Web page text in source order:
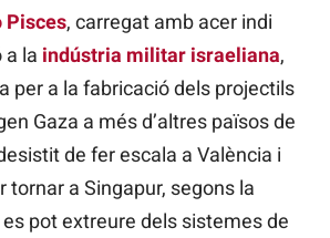
Pisces, carregat amb acer indi
a la indústria militar israeliana,
per a la fabricació dels projectils
Gaza a més d’altres països de
de fer escala a València i
tornar a Singapur, segons la
pot extreure dels sistemes de